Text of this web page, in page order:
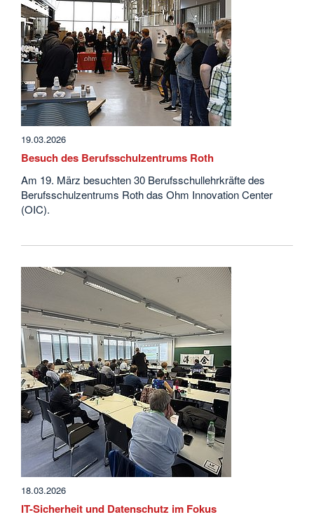
19.03.2026
Besuch des Berufsschulzentrums Roth
Am 19. März besuchten 30 Berufsschullehrkräfte des
Berufsschulzentrums Roth das Ohm Innovation Center
(OIC).
18.03.2026
IT-Sicherheit und Datenschutz im Fokus